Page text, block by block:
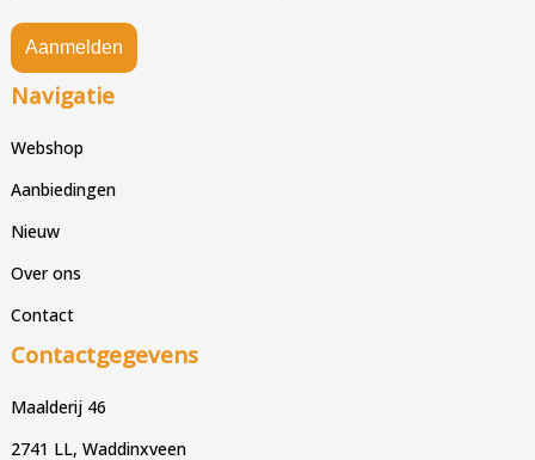
Aanmelden
Navigatie
Webshop
Aanbiedingen
Nieuw
Over ons
Contact
Contactgegevens
Maalderij 46
2741 LL, Waddinxveen